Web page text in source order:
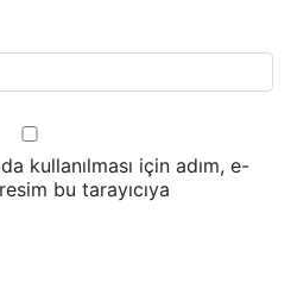
kullanılması için adım, e-
bu tarayıcıya